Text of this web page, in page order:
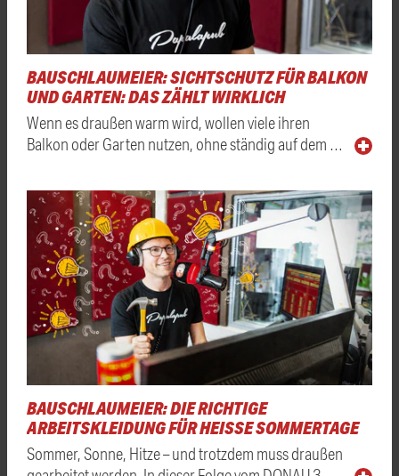
BAUSCHLAUMEIER: SICHTSCHUTZ FÜR BALKON
UND GARTEN: DAS ZÄHLT WIRKLICH
Wenn es draußen warm wird, wollen viele ihren
Balkon oder Garten nutzen, ohne ständig auf dem …
BAUSCHLAUMEIER: DIE RICHTIGE
ARBEITSKLEIDUNG FÜR HEISSE SOMMERTAGE
Sommer, Sonne, Hitze – und trotzdem muss draußen